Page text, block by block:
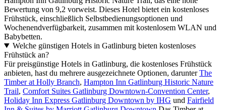
Bewertung von 9,2 vorweist. Dieses Hotel bietet ein kostenloses
Frühstück, einschließlich Selbstbedienungsoptionen und
Wochenendverfügbarkeit, zusammen mit kostenlosem WLAN und
Babybetten.
Welche günstigen Hotels in Gatlinburg bieten kostenloses
Frühstück an?
Für preisgünstige Hotels in Gatlinburg, die kostenloses Frühstück
anbieten, hast du mehrere ausgezeichnete Optionen, darunterThe
Timber at Holly Branch, Hampton Inn Gatlinburg Historic Nature
Trail, Comfort Suites Gatlinburg Downtown-Convention Center,
Holiday Inn Express Gatlinburg Downtown by IHG und Fairfield